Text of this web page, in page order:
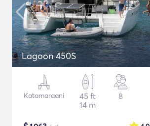
Lagoon 450S
Katamaraani
45 ft
14 m
8